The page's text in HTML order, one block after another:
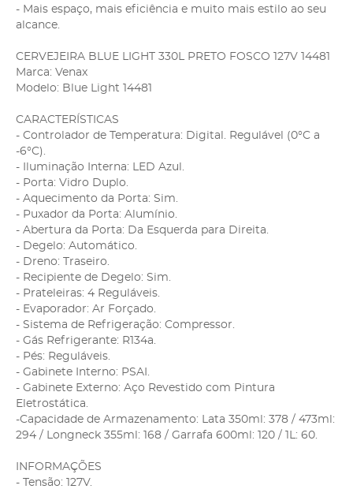
- Mais espaço, mais eficiência e muito mais estilo ao seu
alcance.
CERVEJEIRA BLUE LIGHT 330L PRETO FOSCO 127V 14481
Marca: Venax
Modelo: Blue Light 14481
CARACTERÍSTICAS
- Controlador de Temperatura: Digital. Regulável (0°C a
-6°C).
- Iluminação Interna: LED Azul.
- Porta: Vidro Duplo.
- Aquecimento da Porta: Sim.
- Puxador da Porta: Alumínio.
- Abertura da Porta: Da Esquerda para Direita.
- Degelo: Automático.
- Dreno: Traseiro.
- Recipiente de Degelo: Sim.
- Prateleiras: 4 Reguláveis.
- Evaporador: Ar Forçado.
- Sistema de Refrigeração: Compressor.
- Gás Refrigerante: R134a.
- Pés: Reguláveis.
- Gabinete Interno: PSAI.
- Gabinete Externo: Aço Revestido com Pintura
Eletrostática.
-Capacidade de Armazenamento: Lata 350ml: 378 / 473ml:
294 / Longneck 355ml: 168 / Garrafa 600ml: 120 / 1L: 60.
INFORMAÇÕES
- Tensão: 127V.